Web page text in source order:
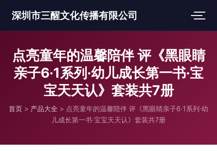
深圳市三醒文化传播有限公司
点亮童年的温馨陪伴 评《黑眼睛
亲子6·1系列·幼儿成长第一书·宝
宝天天认》套装共7册
首页 > 产品大全 > 点亮童年的温馨陪伴 评《黑眼睛亲子6·1系列·幼
儿成长第一书·宝宝天天认》套装共7册